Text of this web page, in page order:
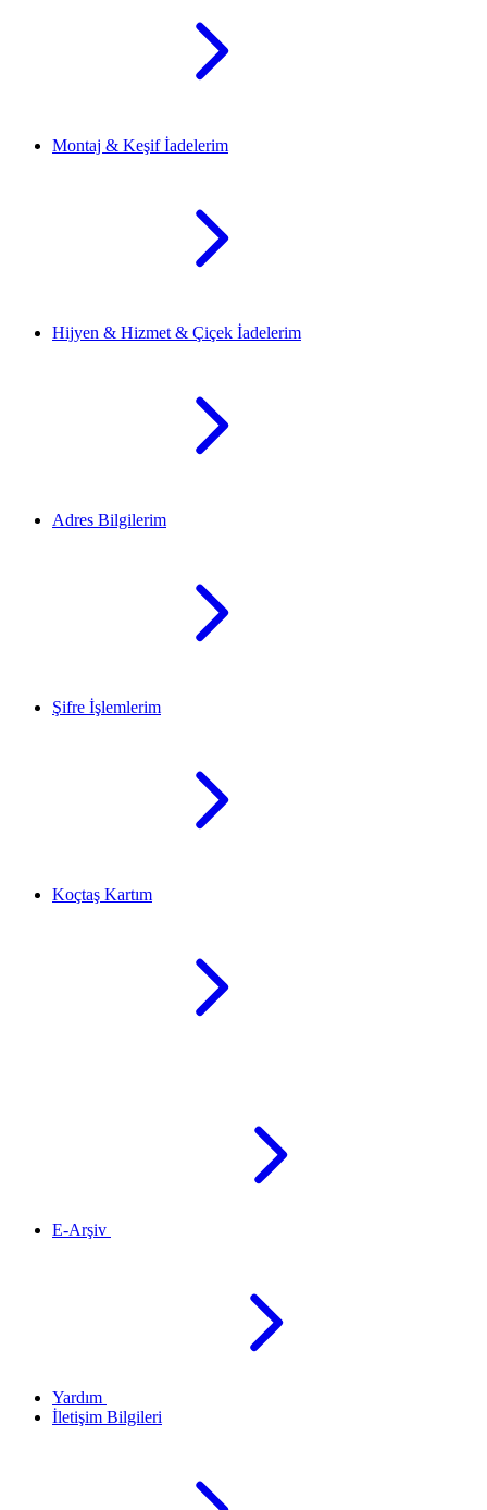
Montaj & Keşif İadelerim
Hijyen & Hizmet & Çiçek İadelerim
Adres Bilgilerim
Şifre İşlemlerim
Koçtaş Kartım
E-Arşiv
Yardım
İletişim Bilgileri